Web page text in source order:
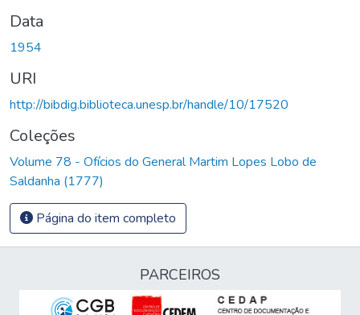
Data
1954
URI
http://bibdig.biblioteca.unesp.br/handle/10/17520
Coleções
Volume 78 - Ofícios do General Martim Lopes Lobo de
Saldanha (1777)
Página do item completo
PARCEIROS